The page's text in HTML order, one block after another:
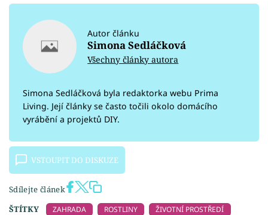
Autor článku
Simona Sedláčková
Všechny články autora
Simona Sedláčková byla redaktorka webu Prima
Living. Její články se často točili okolo domácího
vyrábění a projektů DIY.
VSTOUPIT DO DISKUZE
Sdílejte článek
ŠTÍTKY
ZAHRADA ROSTLINY
ŽIVOTNÍ PROSTŘEDÍ